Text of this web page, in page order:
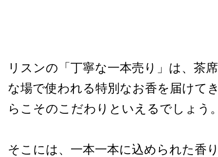
リスンの「丁寧な一本売り」は、茶
な場で使われる特別なお香を届けて
らこそのこだわりといえるでしょう
そこには、一本一本に込められた香